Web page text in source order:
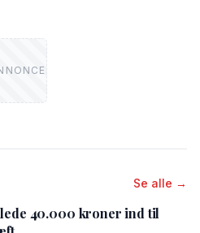
Se alle →
40.000 kroner ind til